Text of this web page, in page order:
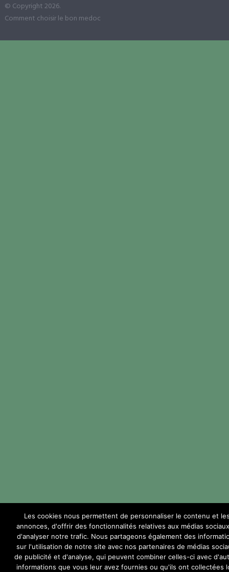
© Copyright 2026.
Comment choisir le bon medoc
Les cookies nous permettent de personnaliser le contenu et
annonces, d'offrir des fonctionnalités relatives aux médias
d'analyser notre trafic. Nous partageons également des
sur l'utilisation de notre site avec nos partenaires de médias
de publicité et d'analyse, qui peuvent combiner celles-ci avec
informations que vous leur avez fournies ou qu'ils ont collectées